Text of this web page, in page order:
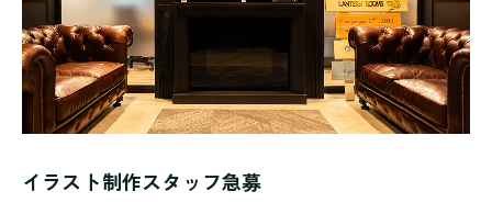
イラスト制作スタッフ急募